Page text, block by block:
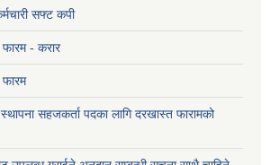
सफ्ट कपी
फारम - करार
फारम
सहजकर्ता पदका लागि दरखास्त फारामको